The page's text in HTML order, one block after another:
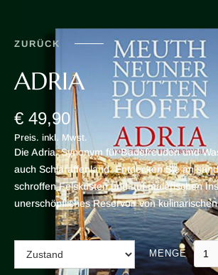
ZURÜCK
ADRIA
€ 49,90
Preis. inkl. Mwst.
Die Adria, Synonym für Badefreuden und
auch Schlaraffenland: Entdecken Sie an
schroffen Felsküsten und auf malerischen
unerschöpfliches Reservoir von
MENGE